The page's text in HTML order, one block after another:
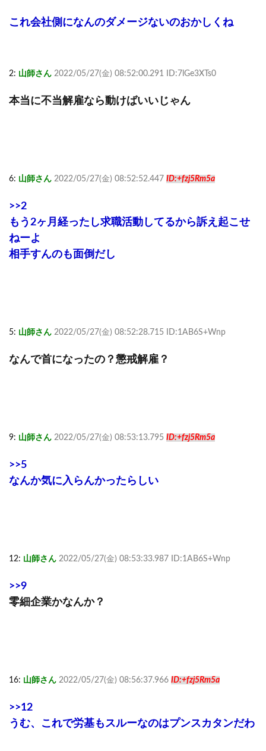
これ会社側になんのダメージないのおかしくね
2: 山師さん 2022/05/27(金) 08:52:00.291 ID:7lGe3XTs0
本当に不当解雇なら動けばいいじゃん
6: 山師さん 2022/05/27(金) 08:52:52.447 ID:+fzj5Rm5a
>>2
もう2ヶ月経ったし求職活動してるから訴え起こせ
ねーよ
相手すんのも面倒だし
5: 山師さん 2022/05/27(金) 08:52:28.715 ID:1AB6S+Wnp
なんで首になったの？懲戒解雇？
9: 山師さん 2022/05/27(金) 08:53:13.795 ID:+fzj5Rm5a
>>5
なんか気に入らんかったらしい
12: 山師さん 2022/05/27(金) 08:53:33.987 ID:1AB6S+Wnp
>>9
零細企業かなんか？
16: 山師さん 2022/05/27(金) 08:56:37.966 ID:+fzj5Rm5a
>>12
うむ、これで労基もスルーなのはプンスカタンだわ